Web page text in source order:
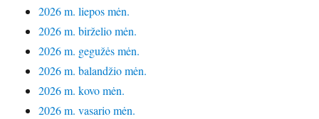
2026 m. liepos mėn.
2026 m. birželio mėn.
2026 m. gegužės mėn.
2026 m. balandžio mėn.
2026 m. kovo mėn.
2026 m. vasario mėn.